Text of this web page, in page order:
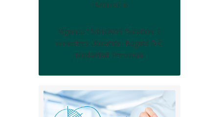
15/01/2016
Vigencia 15/01/2023 Duración: 2
semestres Ubicación: Bogotá D.C.
Modalidad: Presencial